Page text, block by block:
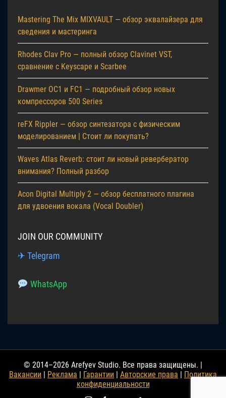
Mastering The Mix MIXVAULT — обзор эквалайзера для
сведения и мастеринга
Rhodes Clav Pro — полный обзор Clavinet VST,
сравнение с Keyscape и Scarbee
Drawmer OC1 и FC1 — подробный обзор новых
компрессоров 500 Series
reFX Rippler — обзор синтезатора с физическим
моделированием | Стоит ли покупать?
Waves Atlas Reverb: стоит ли новый ревербератор
внимания? Полный разбор
Acon Digital Multiply 2 — обзор бесплатного плагина
для удвоения вокала (Vocal Doubler)
JOIN OUR COMMUNITY
✈ Telegram
WhatsApp
© 2014–2026 Arefyev Studio. Все права защищены. |
Вакансии | Реклама | Гарантии | Авторские права | Политика
конфиденциальности